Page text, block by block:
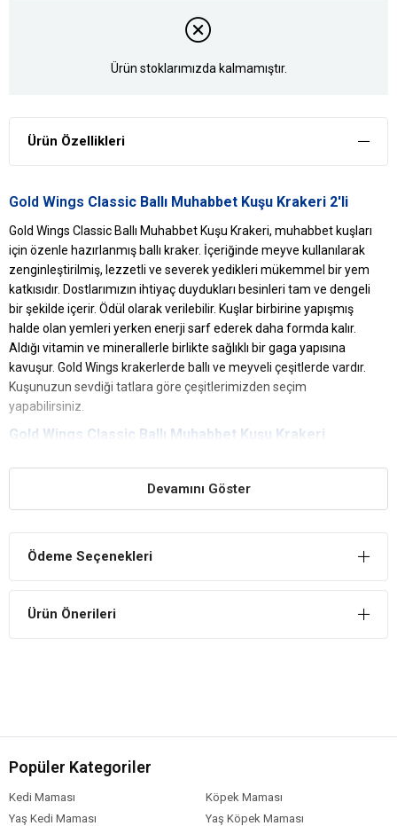
Ürün stoklarımızda kalmamıştır.
Ürün Özellikleri
Gold Wings Classic Ballı Muhabbet Kuşu Krakeri 2'li
Gold Wings Classic Ballı Muhabbet Kuşu Krakeri, muhabbet kuşları
için özenle hazırlanmış ballı kraker. İçeriğinde meyve kullanılarak
zenginleştirilmiş, lezzetli ve severek yedikleri mükemmel bir yem
katkısıdır. Dostlarımızın ihtiyaç duydukları besinleri tam ve dengeli
bir şekilde içerir.​ Ödül olarak verilebilir. Kuşlar birbirine yapışmış
halde olan yemleri yerken enerji sarf ederek daha formda kalır.
Aldığı vitamin ve minerallerle birlikte sağlıklı bir gaga yapısına
kavuşur. Gold Wings krakerlerde ballı ve meyveli çeşitlerde vardır.
Kuşunuzun sevdiği tatlara göre çeşitlerimizden seçim
yapabilirsiniz.
Gold Wings Classic Ballı Muhabbet Kuşu Krakeri
İçerisinde bulunan besin değeri yüksek olan tohumlar sayesinde
Parlak Tüyler
Zengin İçeriklidir
Bileşim
Ak Darı
Kırmızı Darı
Beyaz Darı
Devamını Göster
Ödeme Seçenekleri
Ürün Önerileri
Popüler Kategoriler
Kedi Maması
Köpek Maması
Yaş Kedi Maması
Yaş Köpek Maması